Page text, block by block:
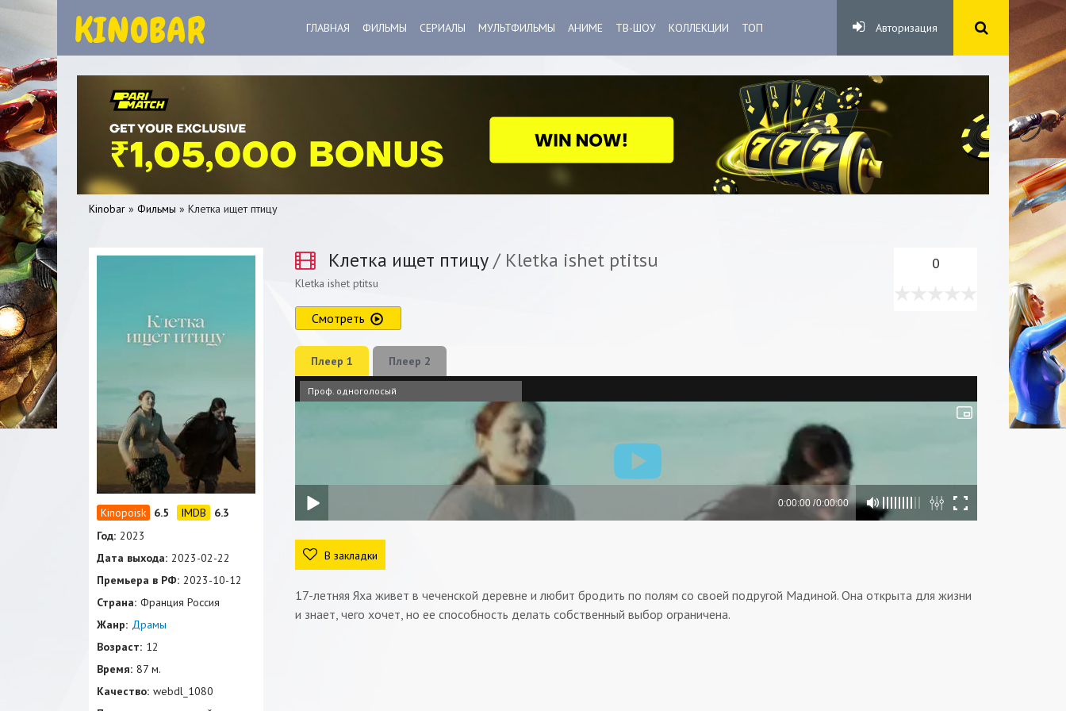
ГЛАВНАЯ ФИЛЬМЫ СЕРИАЛЫ МУЛЬТФИЛЬМЫ АНИМЕ ТВ-ШОУ КОЛЛЕКЦИИ ТОП Авторизация
Kinobar » Фильмы » Клетка ищет птицу
Клетка ищет птицу/ Kletka ishet ptitsu
Kletka ishet ptitsu
0
Смотреть
Плеер 1 Плеер 2
Проф. одноголосый
В закладки
17-летняя Яха живет в чеченской деревне и любит бродить по полям со своей подругой Мадиной. Она открыта для жизни
и знает, чего хочет, но ее способность делать собственный выбор ограничена.
6.5
6.3
Год: 2023
Дата выхода: 2023-02-22
Премьера в РФ: 2023-10-12
Страна: Франция Россия
Жанр: Драмы
Возраст: 12
Время: 87 м.
Качество: webdl_1080